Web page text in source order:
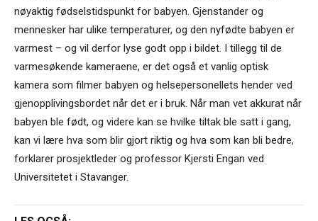
nøyaktig fødselstidspunkt for babyen. Gjenstander og
mennesker har ulike temperaturer, og den nyfødte babyen er
varmest – og vil derfor lyse godt opp i bildet. I tillegg til de
varmesøkende kameraene, er det også et vanlig optisk
kamera som filmer babyen og helsepersonellets hender ved
gjenopplivingsbordet når det er i bruk. Når man vet akkurat når
babyen ble født, og videre kan se hvilke tiltak ble satt i gang,
kan vi lære hva som blir gjort riktig og hva som kan bli bedre,
forklarer prosjektleder og professor Kjersti Engan ved
Universitetet i Stavanger.